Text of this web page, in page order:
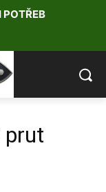
prut
POTŘEB